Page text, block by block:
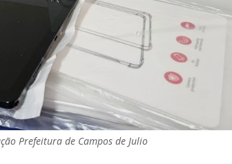
Prefeitura de Campos de Julio